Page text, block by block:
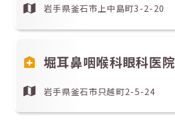
岩手県釜石市上中島町3-2-20
堀耳鼻咽喉科眼科医院
岩手県釜石市只越町2-5-24